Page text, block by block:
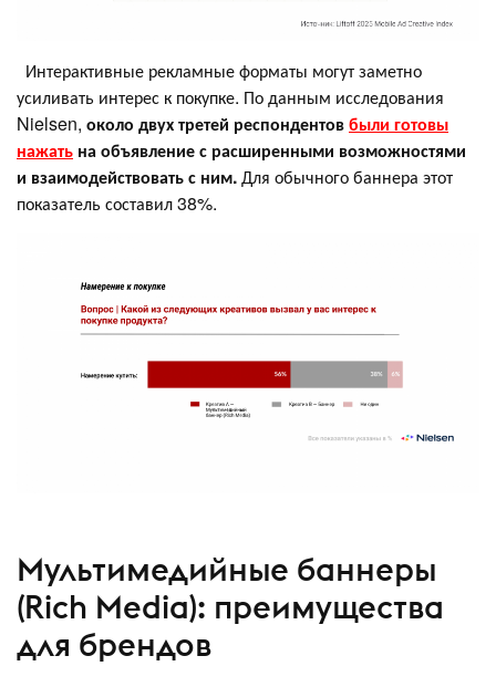
Интерактивные рекламные форматы могут заметно
усиливать интерес к покупке. По данным исследования
Nielsen, около двух третей респондентовбыли готовы
нажать на объявление с расширенными возможностями
и взаимодействовать с ним.Для обычного баннера этот
показатель составил 38%.
Мультимедийные баннеры
(Rich Media): преимущества
для брендов